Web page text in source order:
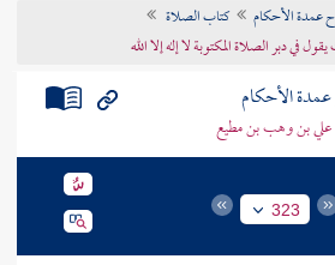
عمدة الأحكام
كتاب الصلاة
في دبر الصلاة المكتوبة لا إله إلا الله
الأحكام
علي بن وهب بن مطيع
323